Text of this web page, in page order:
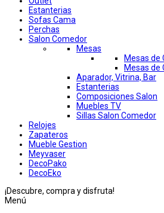
Estanterias
Sofas Cama
Perchas
Salon Comedor
Mesas
Mesas de
Mesas de
Aparador, Vitrina, Bar
Estanterias
Composiciones Salon
Muebles TV
Sillas Salon Comedor
Relojes
Zapateros
Mueble Gestion
Meyvaser
DecoPako
DecoEko
¡Descubre, compra y disfruta!
Menú